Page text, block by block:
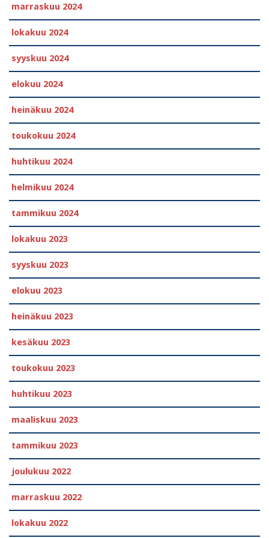
marraskuu 2024
lokakuu 2024
syyskuu 2024
elokuu 2024
heinäkuu 2024
toukokuu 2024
huhtikuu 2024
helmikuu 2024
tammikuu 2024
lokakuu 2023
syyskuu 2023
elokuu 2023
heinäkuu 2023
kesäkuu 2023
toukokuu 2023
huhtikuu 2023
maaliskuu 2023
tammikuu 2023
joulukuu 2022
marraskuu 2022
lokakuu 2022